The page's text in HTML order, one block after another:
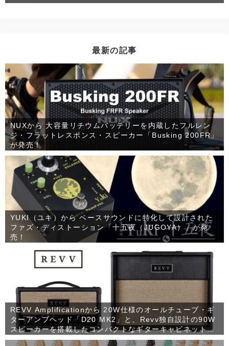
最新の記事
NUXから 大容量リチウムバッテリーを内蔵したフルレン
ジ・フラットレスポンス・スピーカー「Busking 200FR」
が発売！
YUKI（ユキ）から ベースサウンドに特化して設計された
ファズ・ディストーション「十五夜（JUGOYA）」が発
売！
REVV Amplificationから 20W仕様のオールチューブ・ギ
ターアンプヘッド「D20 MK2」と、Revv独自設計の90W
スピーカーを搭載したコンパクトなギターキャビネット
「1×12 RV90」が発売！